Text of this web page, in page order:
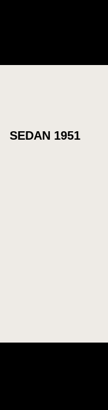
SEDAN 1951